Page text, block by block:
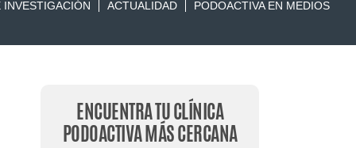
ACTUALIDAD PODOACTIVA EN MEDIOS
ENCUENTRA TU CLÍNICA
PODOACTIVA MÁS CERCANA